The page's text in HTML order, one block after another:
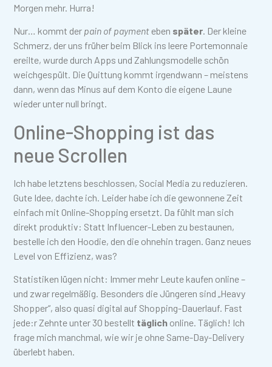
Morgen mehr. Hurra!
Nur… kommt der pain of payment eben später. Der kleine
Schmerz, der uns früher beim Blick ins leere Portemonnaie
ereilte, wurde durch Apps und Zahlungsmodelle schön
weichgespült. Die Quittung kommt irgendwann – meistens
dann, wenn das Minus auf dem Konto die eigene Laune
wieder unter null bringt.
Online-Shopping ist das
neue Scrollen
Ich habe letztens beschlossen, Social Media zu reduzieren.
Gute Idee, dachte ich. Leider habe ich die gewonnene Zeit
einfach mit Online-Shopping ersetzt. Da fühlt man sich
direkt produktiv: Statt Influencer-Leben zu bestaunen,
bestelle ich den Hoodie, den die ohnehin tragen. Ganz neues
Level von Effizienz, was?
Statistiken lügen nicht: Immer mehr Leute kaufen online –
und zwar regelmäßig. Besonders die Jüngeren sind „Heavy
Shopper“, also quasi digital auf Shopping-Dauerlauf. Fast
jede:r Zehnte unter 30 bestellt täglich online. Täglich! Ich
frage mich manchmal, wie wir je ohne Same-Day-Delivery
überlebt haben.